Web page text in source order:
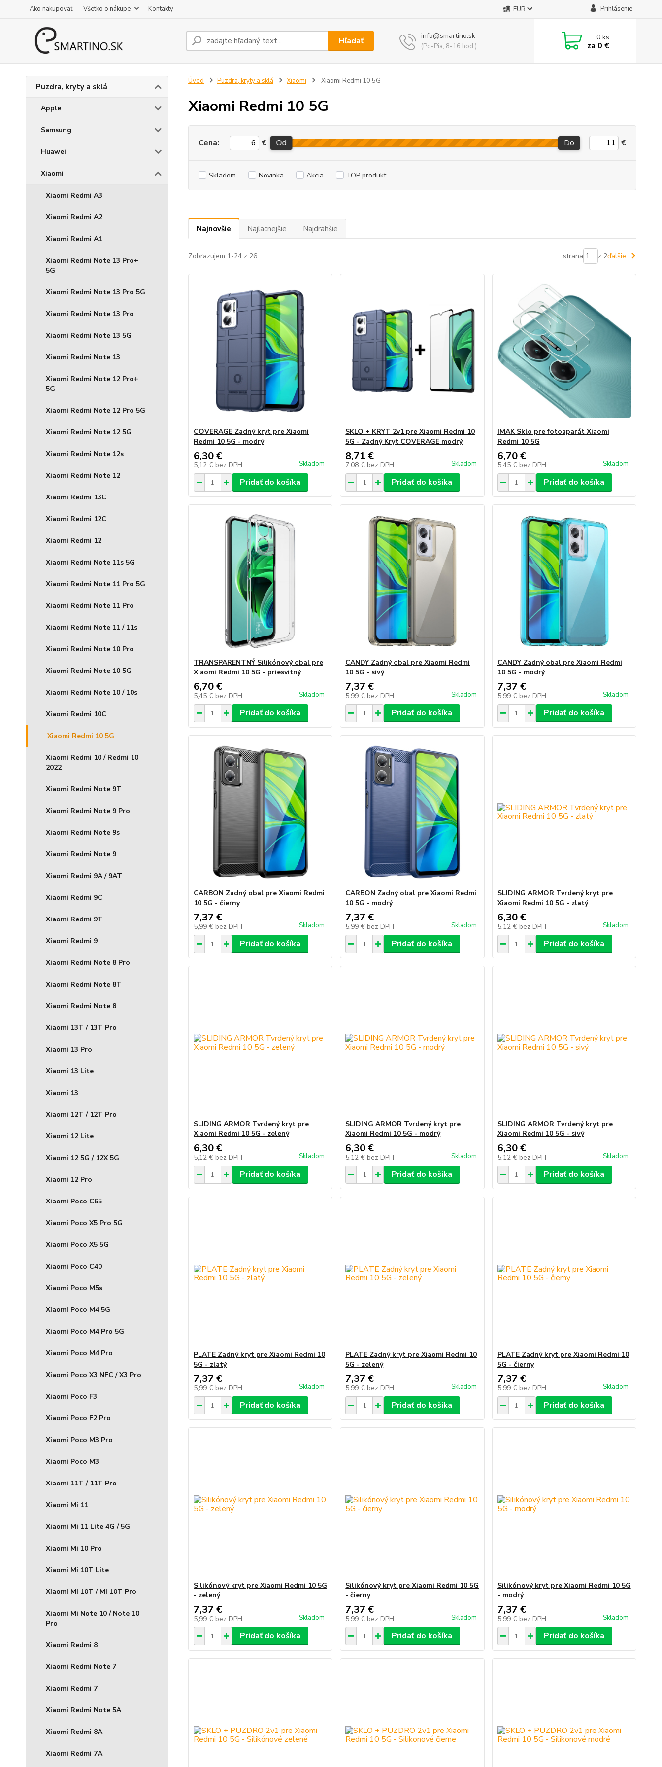
Ako nakupovať Všetko o nákupe Kontakty EUR Prihlásenie
Hľadať info@smartino.sk
(Po-Pia, 8-16 hod.)
0ks
za 0 €
Puzdra, kryty a sklá
Apple
Samsung
Huawei
Xiaomi
Xiaomi Redmi A3
Xiaomi Redmi A2
Xiaomi Redmi A1
Xiaomi Redmi Note 13 Pro+
5G
Xiaomi Redmi Note 13 Pro 5G
Xiaomi Redmi Note 13 Pro
Xiaomi Redmi Note 13 5G
Xiaomi Redmi Note 13
Xiaomi Redmi Note 12 Pro+
5G
Xiaomi Redmi Note 12 Pro 5G
Xiaomi Redmi Note 12 5G
Xiaomi Redmi Note 12s
Xiaomi Redmi Note 12
Xiaomi Redmi 13C
Xiaomi Redmi 12C
Xiaomi Redmi 12
Xiaomi Redmi Note 11s 5G
Xiaomi Redmi Note 11 Pro 5G
Xiaomi Redmi Note 11 Pro
Xiaomi Redmi Note 11 / 11s
Xiaomi Redmi Note 10 Pro
Xiaomi Redmi Note 10 5G
Xiaomi Redmi Note 10 / 10s
Xiaomi Redmi 10C
Xiaomi Redmi 10 5G
Xiaomi Redmi 10 / Redmi 10
2022
Xiaomi Redmi Note 9T
Xiaomi Redmi Note 9 Pro
Xiaomi Redmi Note 9s
Xiaomi Redmi Note 9
Xiaomi Redmi 9A / 9AT
Xiaomi Redmi 9C
Xiaomi Redmi 9T
Xiaomi Redmi 9
Xiaomi Redmi Note 8 Pro
Xiaomi Redmi Note 8T
Xiaomi Redmi Note 8
Xiaomi 13T / 13T Pro
Xiaomi 13 Pro
Xiaomi 13 Lite
Xiaomi 13
Xiaomi 12T / 12T Pro
Xiaomi 12 Lite
Xiaomi 12 5G / 12X 5G
Xiaomi 12 Pro
Xiaomi Poco C65
Xiaomi Poco X5 Pro 5G
Xiaomi Poco X5 5G
Xiaomi Poco C40
Xiaomi Poco M5s
Xiaomi Poco M4 5G
Xiaomi Poco M4 Pro 5G
Xiaomi Poco M4 Pro
Xiaomi Poco X3 NFC / X3 Pro
Xiaomi Poco F3
Xiaomi Poco F2 Pro
Xiaomi Poco M3 Pro
Xiaomi Poco M3
Xiaomi 11T / 11T Pro
Xiaomi Mi 11
Xiaomi Mi 11 Lite 4G / 5G
Xiaomi Mi 10 Pro
Xiaomi Mi 10T Lite
Xiaomi Mi 10T / Mi 10T Pro
Xiaomi Mi Note 10 / Note 10
Pro
Xiaomi Redmi 8
Xiaomi Redmi Note 7
Xiaomi Redmi 7
Xiaomi Redmi Note 5A
Xiaomi Redmi 8A
Xiaomi Redmi 7A
Úvod Puzdra, kryty a sklá Xiaomi Xiaomi Redmi 10 5G
Xiaomi Redmi 10 5G
Cena: € Od Do €
Skladom Novinka Akcia TOP produkt
Najnovšie Najlacnejšie Najdrahšie
Zobrazujem 1-24 z 26 strana z 2ďalšie
COVERAGE Zadný kryt pre Xiaomi
Redmi 10 5G - modrý
6,30 €
5,12 € bez DPH Skladom
Pridať do košíka
SKLO + KRYT 2v1 pre Xiaomi Redmi 10
5G - Zadný Kryt COVERAGE modrý
8,71 €
7,08 € bez DPH Skladom
Pridať do košíka
IMAK Sklo pre fotoaparát Xiaomi
Redmi 10 5G
6,70 €
5,45 € bez DPH Skladom
Pridať do košíka
TRANSPARENTNÝ Silikónový obal pre
Xiaomi Redmi 10 5G - priesvitný
6,70 €
5,45 € bez DPH Skladom
Pridať do košíka
CANDY Zadný obal pre Xiaomi Redmi
10 5G - sivý
7,37 €
5,99 € bez DPH Skladom
Pridať do košíka
CANDY Zadný obal pre Xiaomi Redmi
10 5G - modrý
7,37 €
5,99 € bez DPH Skladom
Pridať do košíka
CARBON Zadný obal pre Xiaomi Redmi
10 5G - čierny
7,37 €
5,99 € bez DPH Skladom
Pridať do košíka
CARBON Zadný obal pre Xiaomi Redmi
10 5G - modrý
7,37 €
5,99 € bez DPH Skladom
Pridať do košíka
SLIDING ARMOR Tvrdený kryt pre
Xiaomi Redmi 10 5G - zlatý
6,30 €
5,12 € bez DPH Skladom
Pridať do košíka
SLIDING ARMOR Tvrdený kryt pre
Xiaomi Redmi 10 5G - zelený
6,30 €
5,12 € bez DPH Skladom
Pridať do košíka
SLIDING ARMOR Tvrdený kryt pre
Xiaomi Redmi 10 5G - modrý
6,30 €
5,12 € bez DPH Skladom
Pridať do košíka
SLIDING ARMOR Tvrdený kryt pre
Xiaomi Redmi 10 5G - sivý
6,30 €
5,12 € bez DPH Skladom
Pridať do košíka
PLATE Zadný kryt pre Xiaomi Redmi 10
5G - zlatý
7,37 €
5,99 € bez DPH Skladom
Pridať do košíka
PLATE Zadný kryt pre Xiaomi Redmi 10
5G - zelený
7,37 €
5,99 € bez DPH Skladom
Pridať do košíka
PLATE Zadný kryt pre Xiaomi Redmi 10
5G - čierny
7,37 €
5,99 € bez DPH Skladom
Pridať do košíka
Silikónový kryt pre Xiaomi Redmi 10 5G
- zelený
7,37 €
5,99 € bez DPH Skladom
Pridať do košíka
Silikónový kryt pre Xiaomi Redmi 10 5G
- čierny
7,37 €
5,99 € bez DPH Skladom
Pridať do košíka
Silikónový kryt pre Xiaomi Redmi 10 5G
- modrý
7,37 €
5,99 € bez DPH Skladom
Pridať do košíka